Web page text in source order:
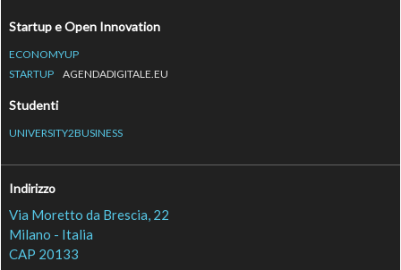
Startup e Open Innovation
ECONOMYUP
STARTUP
AGENDADIGITALE.EU
Studenti
UNIVERSITY2BUSINESS
Indirizzo
Via Moretto da Brescia, 22
Milano - Italia
CAP 20133